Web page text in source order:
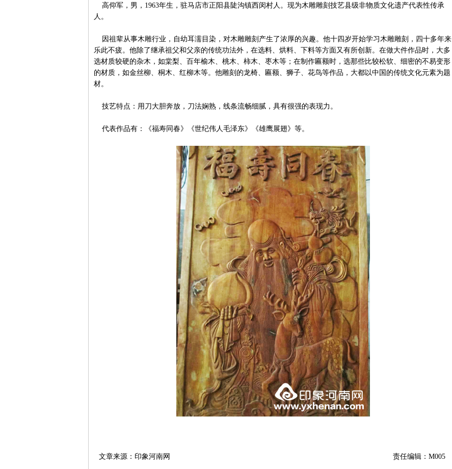
高仰军，男，1963年生，驻马店市正阳县陡沟镇西闵村人。现为木雕雕刻技艺县级非物质文化遗产代表性传承
人。
因祖辈从事木雕行业，自幼耳濡目染，对木雕雕刻产生了浓厚的兴趣。他十四岁开始学习木雕雕刻，四十多年来
乐此不疲。他除了继承祖父和父亲的传统功法外，在选料、烘料、下料等方面又有所创新。在做大件作品时，大多
选材质较硬的杂木，如棠梨、百年榆木、桃木、柿木、枣木等；在制作匾额时，选那些比较松软、细密的不易变形
的材质，如金丝柳、桐木、红柳木等。他雕刻的龙椅、匾额、狮子、花鸟等作品，大都以中国的传统文化元素为题
材。
技艺特点：用刀大胆奔放，刀法娴熟，线条流畅细腻，具有很强的表现力。
代表作品有：《福寿同春》《世纪伟人毛泽东》《雄鹰展翅》等。
责任编辑：M005
文章来源：印象河南网